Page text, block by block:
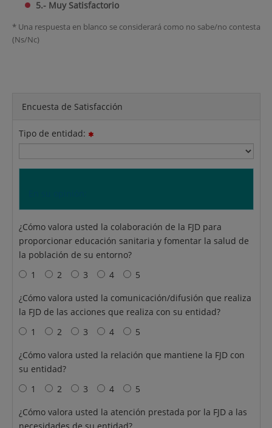
5.- Muy Satisfactorio
* Una respuesta en blanco se considerará como no sabe/no contesta
(Ns/Nc)
Encuesta de Satisfacción
Tipo de entidad:
¿Cómo valora usted la colaboración de la FJD para
proporcionar educación sanitaria y fomentar la salud de
la población de su entorno?
1
2 3 4
5
¿Cómo valora usted la comunicación/difusión que realiza
la FJD de las acciones que realiza con su entidad?
1
2 3 4
5
¿Cómo valora usted la relación que mantiene la FJD con
su entidad?
1
2 3 4
5
¿Cómo valora usted la atención prestada por la FJD a las
necesidades de su entidad?